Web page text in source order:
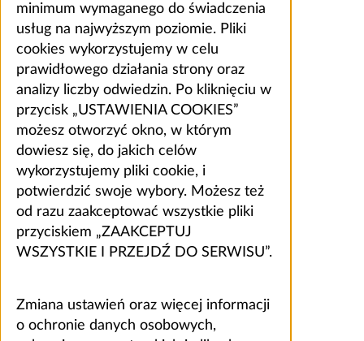
minimum wymaganego do świadczenia
usług na najwyższym poziomie. Pliki
cookies wykorzystujemy w celu
prawidłowego działania strony oraz
analizy liczby odwiedzin. Po kliknięciu w
przycisk „USTAWIENIA COOKIES”
możesz otworzyć okno, w którym
dowiesz się, do jakich celów
wykorzystujemy pliki cookie, i
potwierdzić swoje wybory. Możesz też
od razu zaakceptować wszystkie pliki
przyciskiem „ZAAKCEPTUJ
WSZYSTKIE I PRZEJDŹ DO SERWISU”.
Zmiana ustawień oraz więcej informacji
o ochronie danych osobowych,